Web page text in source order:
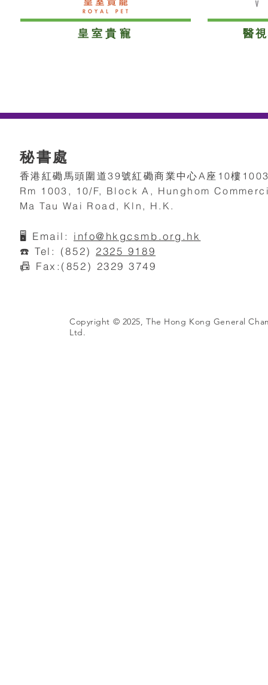
​皇室貴寵 醫
秘書處
香港紅磡馬頭圍道39號紅磡商業中心A座10樓
Rm 1003, 10/F, Block A, Hunghom
Ma Tau Wai Road, Kln, H.K.
🖥️ Email: info@hkgcsmb.org.hk
☎️ Tel: (852) 2325 9189
📠 Fax:(852) 2329 3749
Copyright © 2025, The Hong Kong General
Ltd.